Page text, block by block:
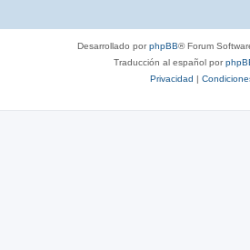
Desarrollado porphpBB® Forum
Traducción al español por
Privacidad |